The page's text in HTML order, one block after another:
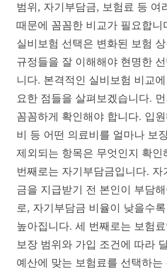
범위, 자기부담금, 보험료 등 여
때문에 꼼꼼한 비교가 필요합니
실비보험 선택은 변화된 보험
규정들을 잘 이해해야 현명한
니다. 본격적인 실비보험 비교
요한 점들을 살펴보겠습니다.
꼼꼼하게 확인해야 합니다. 입
비 등 어떤 의료비를 얼마나 보
제외되는 항목은 무엇인지 확인
번째로는 자기부담금입니다. 자
금을 지급받기 전 본인이 부담
로, 자기부담금 비율이 낮을수
높아집니다. 세 번째로는 보험
보장 범위와 가입 조건에 따라
예산에 맞는 보험료를 선택하는